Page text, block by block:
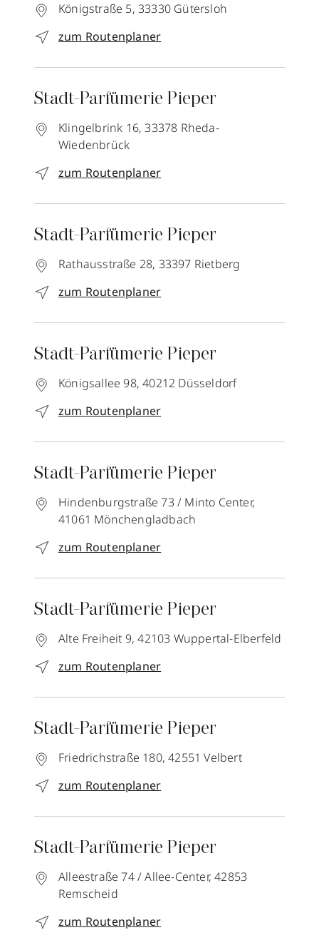
Königstraße 5, 33330 Gütersloh
zum Routenplaner
Stadt-Parfümerie Pieper
Klingelbrink 16, 33378 Rheda-
Wiedenbrück
zum Routenplaner
Stadt-Parfümerie Pieper
Rathausstraße 28, 33397 Rietberg
zum Routenplaner
Stadt-Parfümerie Pieper
Königsallee 98, 40212 Düsseldorf
zum Routenplaner
Stadt-Parfümerie Pieper
Hindenburgstraße 73 / Minto Center,
41061 Mönchengladbach
zum Routenplaner
Stadt-Parfümerie Pieper
Alte Freiheit 9, 42103 Wuppertal-Elberfeld
zum Routenplaner
Stadt-Parfümerie Pieper
Friedrichstraße 180, 42551 Velbert
zum Routenplaner
Stadt-Parfümerie Pieper
Alleestraße 74 / Allee-Center, 42853
Remscheid
zum Routenplaner